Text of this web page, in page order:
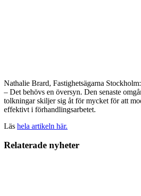
Nathalie Brard, Fastighetsägarna Stockholm:
– Det behövs en översyn. Den senaste
tolkningar skiljer sig åt för mycket för att
effektivt i förhandlingsarbetet.
Läs hela artikeln här.
Relaterade nyheter